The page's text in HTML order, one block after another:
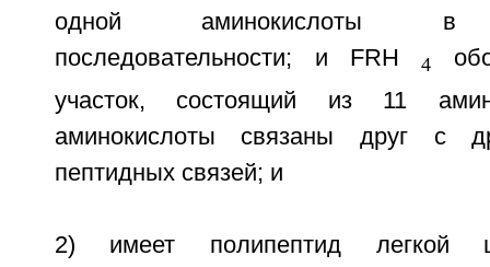
одной аминокислоты в
последовательности; и FRH 4
участок, состоящий из 11
аминокислоты связаны друг с
пептидных связей; и
2) имеет полипептид легкой